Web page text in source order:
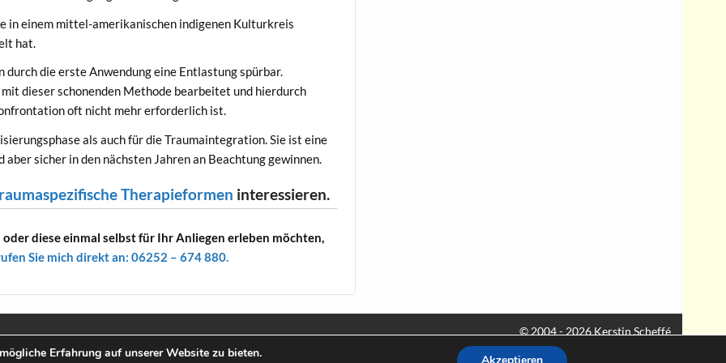
in einem mittel-amerikanischen indigenen Kulturkreis
hat.
die erste Anwendung eine Entlastung spürbar.
dieser schonenden Methode bearbeitet und hierdurch
oft nicht mehr erforderlich ist.
als auch für die Traumaintegration. Sie ist eine
sicher in den nächsten Jahren an Beachtung gewinnen.
Therapieformen interessieren.
diese einmal selbst für Ihr Anliegen erleben möchten,
Sie mich direkt an: 06252 – 674 880.
Erfahrung auf unserer Website zu bieten.